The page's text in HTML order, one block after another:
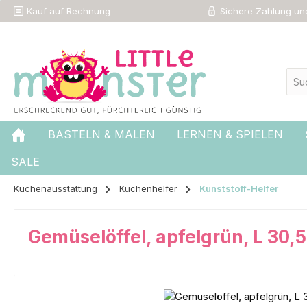
Hauptinhalt springen
Zur Suche springen
Zur Hauptnavigation springen
Kauf auf Rechnung Sichere Zahlung
BASTELN & MALEN LERNEN & SPIELEN
SALE
Küchenausstattung Küchenhelfer Kunststoff-Helfer
Gemüselöffel, apfelgrün, L